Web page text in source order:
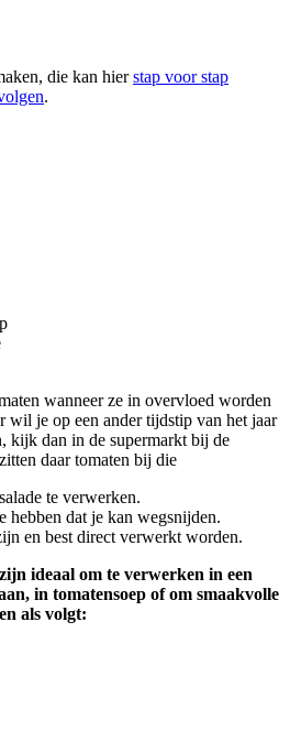
die kan hierstap voor stap
.
wanneer ze in overvloed worden
wil je op een ander tijdstip van het jaar
kijk dan in de supermarkt bij de
daar tomaten bij die
te verwerken.
hebben dat je kan wegsnijden.
en best direct verwerkt worden.
ideaal om te verwerken in een
in tomatensoep of om smaakvolle
als volgt: